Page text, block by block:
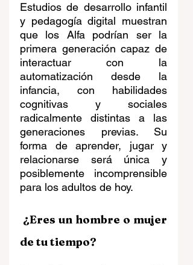
Estudios de desarrollo infantil
y pedagogía digital muestran
que los Alfa podrían ser la
primera generación capaz de
interactuar con la
automatización desde la
infancia, con habilidades
cognitivas y sociales
radicalmente distintas a las
generaciones previas. Su
forma de aprender, jugar y
relacionarse será única y
posiblemente incomprensible
para los adultos de hoy.
de tu tiempo?